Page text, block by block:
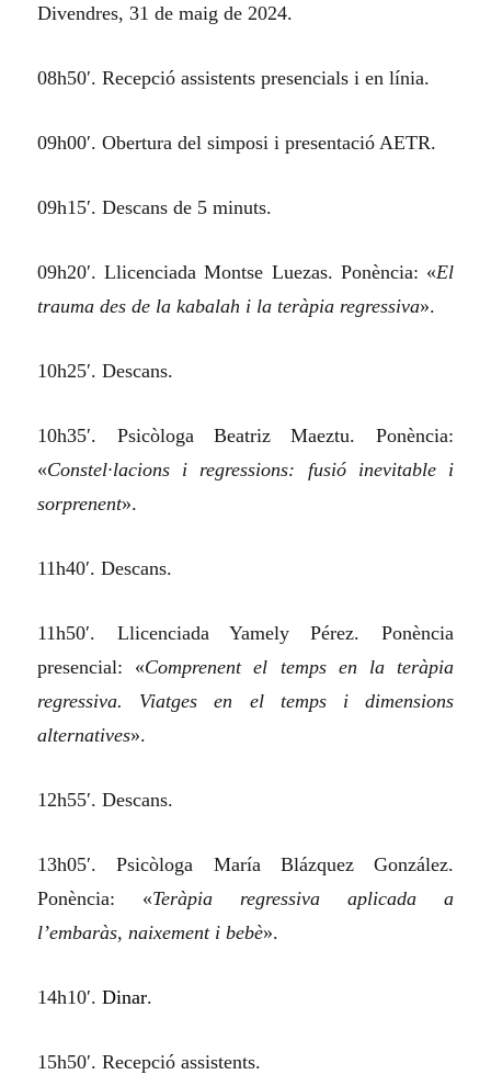
Divendres, 31 de maig de 2024.
08h50′. Recepció assistents presencials i en línia.
09h00′. Obertura del simposi i presentació AETR.
09h15′. Descans de 5 minuts.
09h20′. Llicenciada Montse Luezas. Ponència: «El
trauma des de la kabalah i la teràpia regressiva».
10h25′. Descans.
10h35′. Psicòloga Beatriz Maeztu. Ponència:
«Constel·lacions i regressions: fusió inevitable i
sorprenent».
11h40′. Descans.
11h50′. Llicenciada Yamely Pérez. Ponència
presencial: «Comprenent el temps en la teràpia
regressiva. Viatges en el temps i dimensions
alternatives».
12h55′. Descans.
13h05′. Psicòloga María Blázquez González.
Ponència: «Teràpia regressiva aplicada a
l’embaràs, naixement i bebè».
14h10′.Dinar.
15h50′. Recepció assistents.